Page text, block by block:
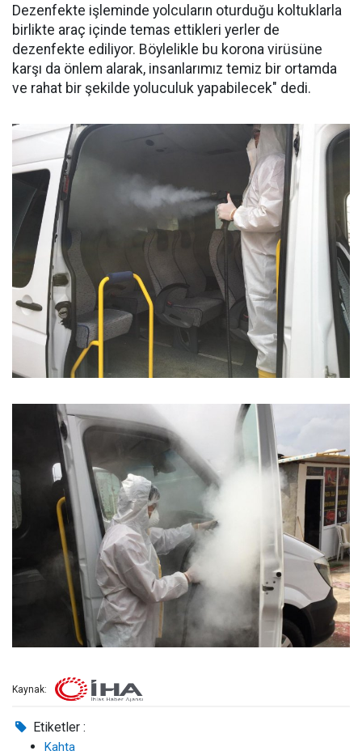
Dezenfekte işleminde yolcuların oturduğu koltuklarla
birlikte araç içinde temas ettikleri yerler de
dezenfekte ediliyor. Böylelikle bu korona virüsüne
karşı da önlem alarak, insanlarımız temiz bir ortamda
ve rahat bir şekilde yoluculuk yapabilecek" dedi.
Kaynak:
Etiketler :
Kahta